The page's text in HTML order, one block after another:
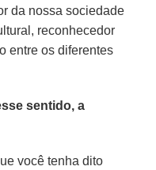
da nossa sociedade
reconhecedor
entre os diferentes
sentido, a
você tenha dito